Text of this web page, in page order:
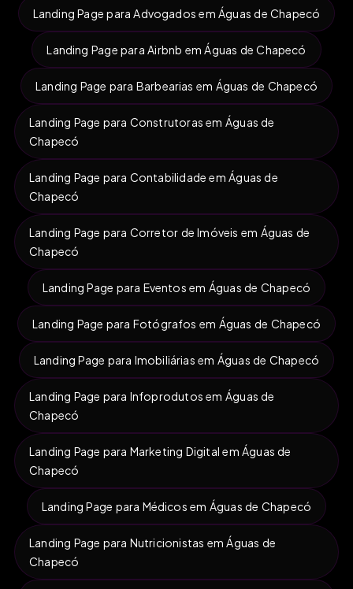
Landing Page para Advogados em Águas de Chapecó
Landing Page para Airbnb em Águas de Chapecó
Landing Page para Barbearias em Águas de Chapecó
Landing Page para Construtoras em Águas de
Chapecó
Landing Page para Contabilidade em Águas de
Chapecó
Landing Page para Corretor de Imóveis em Águas de
Chapecó
Landing Page para Eventos em Águas de Chapecó
Landing Page para Fotógrafos em Águas de Chapecó
Landing Page para Imobiliárias em Águas de Chapecó
Landing Page para Infoprodutos em Águas de
Chapecó
Landing Page para Marketing Digital em Águas de
Chapecó
Landing Page para Médicos em Águas de Chapecó
Landing Page para Nutricionistas em Águas de
Chapecó